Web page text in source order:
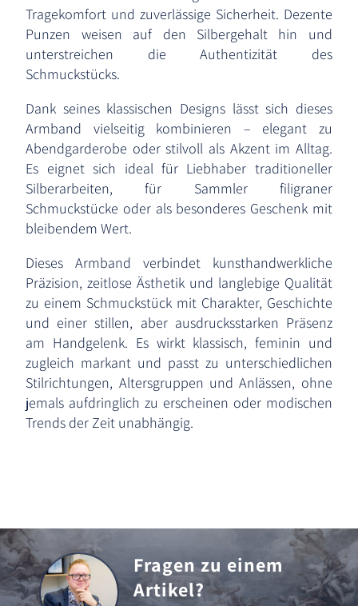
Tragekomfort und zuverlässige Sicherheit. Dezente
Punzen weisen auf den Silbergehalt hin und
unterstreichen die Authentizität des
Schmuckstücks.
Dank seines klassischen Designs lässt sich dieses
Armband vielseitig kombinieren – elegant zu
Abendgarderobe oder stilvoll als Akzent im Alltag.
Es eignet sich ideal für Liebhaber traditioneller
Silberarbeiten, für Sammler filigraner
Schmuckstücke oder als besonderes Geschenk mit
bleibendem Wert.
Dieses Armband verbindet kunsthandwerkliche
Präzision, zeitlose Ästhetik und langlebige Qualität
zu einem Schmuckstück mit Charakter, Geschichte
und einer stillen, aber ausdrucksstarken Präsenz
am Handgelenk. Es wirkt klassisch, feminin und
zugleich markant und passt zu unterschiedlichen
Stilrichtungen, Altersgruppen und Anlässen, ohne
jemals aufdringlich zu erscheinen oder modischen
Trends der Zeit unabhängig.
Fragen zu einem
Artikel?